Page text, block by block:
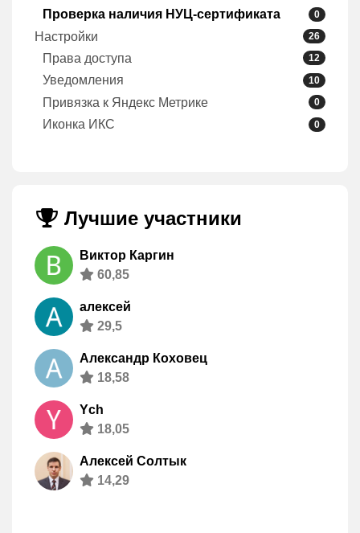
Проверка наличия НУЦ-сертификата 0
Настройки 26
Права доступа 12
Уведомления 10
Привязка к Яндекс Метрике 0
Иконка ИКС 0
Лучшие участники
Виктор Каргин
60,85
алексей
29,5
Александр Коховец
18,58
Ych
18,05
Алексей Солтык
14,29